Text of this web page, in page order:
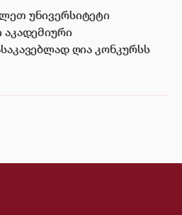
უნივერსიტეტი
ღია კონკურსს